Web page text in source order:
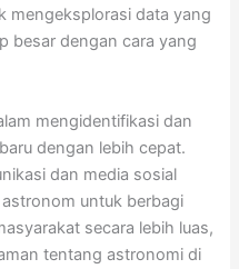
mengeksplorasi data yang
besar dengan cara yang
mengidentifikasi dan
dengan lebih cepat.
dan media sosial
untuk berbagi
secara lebih luas,
tentang astronomi di